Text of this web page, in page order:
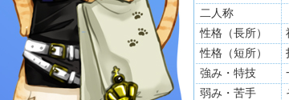
二人称
性格（長所）
性格（短所）
強み・特技
弱み・苦手